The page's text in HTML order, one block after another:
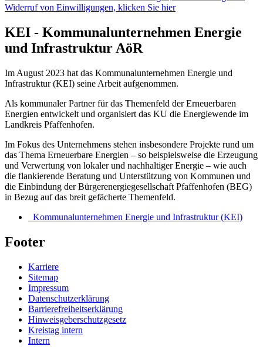
Widerruf von Einwilligungen, klicken Sie hier
KEI - Kommunalunternehmen Energie
und Infrastruktur AöR
Im August 2023 hat das Kommunalunternehmen Energie und
Infrastruktur (KEI) seine Arbeit aufgenommen.
Als kommunaler Partner für das Themenfeld der Erneuerbaren
Energien entwickelt und organisiert das KU die Energiewende im
Landkreis Pfaffenhofen.
Im Fokus des Unternehmens stehen insbesondere Projekte rund um
das Thema Erneuerbare Energien – so beispielsweise die Erzeugung
und Verwertung von lokaler und nachhaltiger Energie – wie auch
die flankierende Beratung und Unterstützung von Kommunen und
die Einbindung der Bürgerenergiegesellschaft Pfaffenhofen (BEG)
in Bezug auf das breit gefächerte Themenfeld.
Kommunalunternehmen Energie und Infrastruktur (KEI)
Footer
Karriere
Sitemap
Impressum
Datenschutzerklärung
Barrierefreiheitserklärung
Hinweisgeberschutzgesetz
Kreistag intern
Intern